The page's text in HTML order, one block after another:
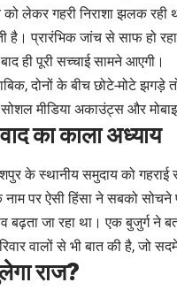
लेकर गहरी निराशा झलक रही
है। प्रारंभिक जांच से साफ हो
ही पूरी सच्चाई सामने आएगी।
दोनों के बीच छोटे-मोटे झगड़े
मीडिया अकाउंट्स और
का काला अध्याय
के स्थानीय समुदाय को गहराई
नाम पर ऐसी हिंसा ने सबको सोचने
बढ़ता जा रहा था। एक बुजुर्ग ने
वालों से भी बात की है, जो
राज?